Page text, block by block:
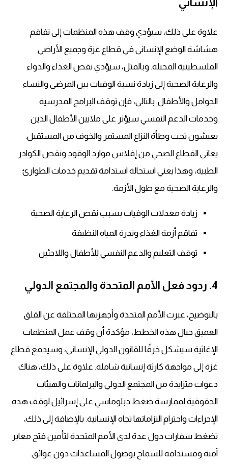
الإنساني
علاوة على ذلك، سيؤدي وقف هذه المنظمات إلى تفاقم
هشاشة الوضع الإنساني في قطاع غزة وجميع الأراضي
الفلسطينية المحتلة. وبالمثل، سيؤدي نقص الغذاء والدواء
والرعاية الصحية إلى زيادة نسبة الوفيات بين المرضى والنساء
الحوامل والأطفال. بالتالي، فإن توقف البرامج المدرسية
وخدمات الدعم النفسي سيؤثر على ملايين الأطفال الذين
يعيشون تحت وطأة النزاع المستمر والخوف من المستقبل.
يعاني القطاع الصحي من إفلاس موارد الوقود ونقص الكوادر
الطبية، وهذا يعني استحالة استدامة تقديم خدمات الطوارئ
والرعاية الصحية مع طول الأزمة.
زيادة معدلات الوفيات بسبب نقص الرعاية الصحية
تفاقم أزمة الغذاء وندرة المياه النظيفة
توقف التعليم والدعم النفسي للأطفال واللاجئين
4. ردود فعل الأمم المتحدة والمجتمع الدولي
بالتوضيح، عبرت الأمم المتحدة وأجهزتها المختلفة عن القلق
العميق حيال هذه الخطط، مؤكدة أن وقف عمل المنظمات
الإغاثية سيشكل خرقًا للقانون الدولي الإنساني، وسيدفع قطاع
غزة إلى مواجهة كارثة إنسانية شاملة. علاوة على ذلك، هناك
دعوات متزايدة من المجتمع الدولي والبرلمانات والهيئات
الحقوقية لممارسة ضغط دبلوماسي على إسرائيل لوقف هذه
الإجراءات واحترام التزاماتها تجاه الإنسانية. بالإضافة إلى ذلك،
تضغط سفارات دول عدة لدى الأمم المتحدة لتأمين فتح معابر
آمنة ومستدامة للسماح بوصول المساعدات دون عوائق.